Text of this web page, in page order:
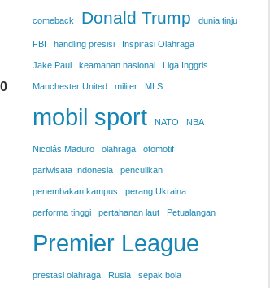
comeback Donald Trump dunia tinju
FBI handling presisi Inspirasi Olahraga
Jake Paul keamanan nasional Liga Inggris
Manchester United militer MLS
mobil sport NATO NBA
Nicolás Maduro olahraga otomotif
pariwisata Indonesia penculikan
penembakan kampus perang Ukraina
performa tinggi pertahanan laut Petualangan
Premier League
prestasi olahraga Rusia sepak bola